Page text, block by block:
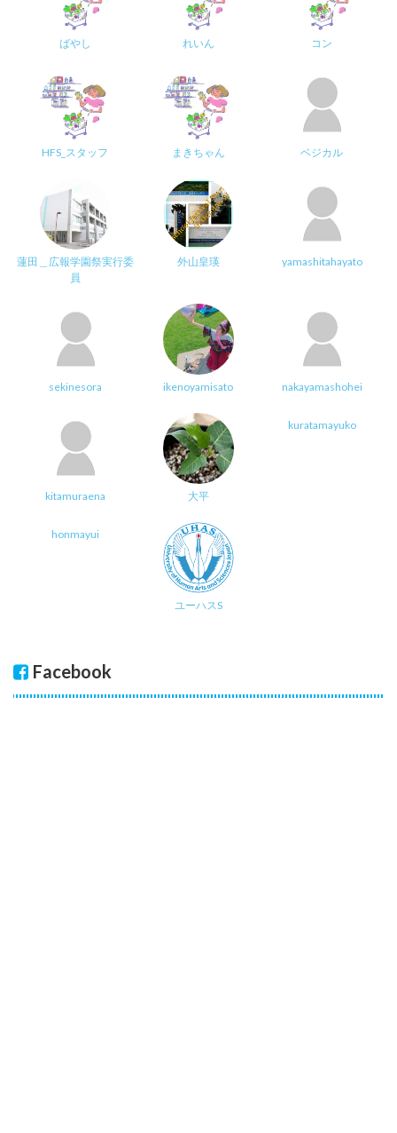
ばやし れいん コン
HFS_スタッフ まきちゃん ベジカル
蓮田＿広報学園祭実行委
員
外山皇瑛 yamashitahayato
sekinesora ikenoyamisato nakayamashohei
kitamuraena 大平
kuratamayuko
honmayui
ユーハスS
Facebook